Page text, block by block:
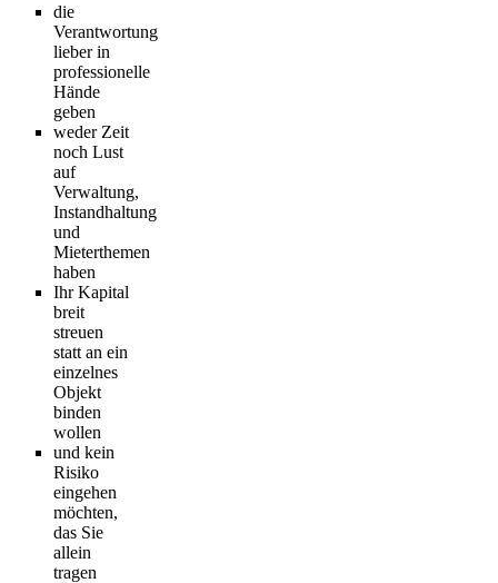
die
Verantwortung
lieber in
professionelle
Hände
geben
weder Zeit
noch Lust
auf
Verwaltung,
Instandhaltung
und
Mieterthemen
haben
Ihr Kapital
breit
streuen
statt an ein
einzelnes
Objekt
binden
wollen
und kein
Risiko
eingehen
möchten,
das Sie
allein
tragen